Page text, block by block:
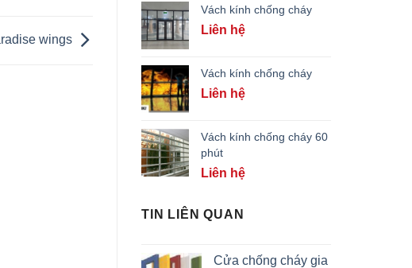
wings
Vách kính chống cháy
Liên hệ
Vách kính chống cháy
Liên hệ
Vách kính chống cháy 60
phút
Liên hệ
TIN LIÊN QUAN
Cửa chống cháy gia